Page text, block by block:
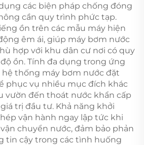
các biện pháp chống đóng
cần quy trình phức tạp.
ồn trên các mẫu máy hiện
êm ái, giúp máy bơm nước
hợp với khu dân cư nơi có quy
ồn. Tính đa dụng trong ứng
thống máy bơm nước đặt
phục vụ nhiều mục đích khác
đến thoát nước khẩn cấp
trị đầu tư. Khả năng khởi
vận hành ngay lập tức khi
chuyển nước, đảm bảo phản
tin cậy trong các tình huống